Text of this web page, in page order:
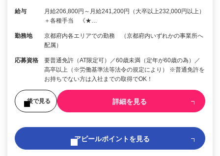
給与
月給206,800円～月給241,200円（大卒以上232,000円以上）
＋各種手当 《★…
勤務地
京都府内各エリアでの勤務 （京都府内いずれかの事業所へ
配属）
応募資格
要普通免許（AT限定可）／60歳未満（定年が60歳の為）／
高卒以上（※労働基準法等法令の規定により） ※普通免許を
お持ちでない方は入社までの取得でOK！
後で見る 詳細を見る
アピールポイントを見る